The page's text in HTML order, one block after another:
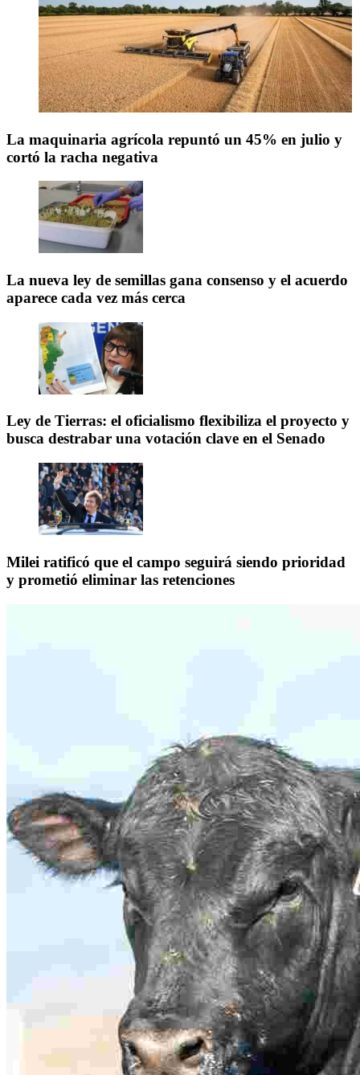
La maquinaria agrícola repuntó un 45% en julio y
cortó la racha negativa
La nueva ley de semillas gana consenso y el acuerdo
aparece cada vez más cerca
Ley de Tierras: el oficialismo flexibiliza el proyecto y
busca destrabar una votación clave en el Senado
Milei ratificó que el campo seguirá siendo prioridad
y prometió eliminar las retenciones